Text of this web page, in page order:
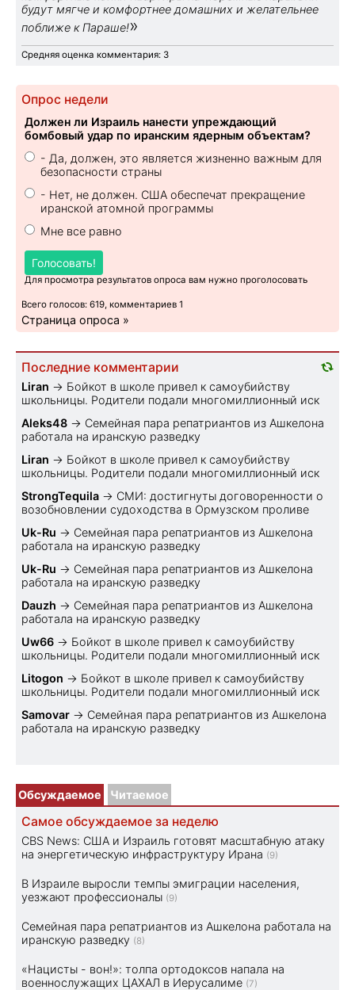
будут мягче и комфортнее домашних и желательнее
поближе к Параше!»
Средняя оценка комментария: 3
Опрос недели
Должен ли Израиль нанести упреждающий
бомбовый удар по иранским ядерным объектам?
- Да, должен, это является жизненно важным для
безопасности страны
- Нет, не должен. США обеспечат прекращение
иранской атомной программы
Мне все равно
Голосовать!
Для просмотра результатов опроса вам нужно проголосовать
Всего голосов: 619, комментариев 1
Страница опроса »
Последние комментарии
Liran → Бойкот в школе привел к самоубийству
школьницы. Родители подали многомиллионный иск
Aleks48 → Семейная пара репатриантов из Ашкелона
работала на иранскую разведку
Liran → Бойкот в школе привел к самоубийству
школьницы. Родители подали многомиллионный иск
StrongTequila → СМИ: достигнуты договоренности о
возобновлении судоходства в Ормузском проливе
Uk-Ru → Семейная пара репатриантов из Ашкелона
работала на иранскую разведку
Uk-Ru → Семейная пара репатриантов из Ашкелона
работала на иранскую разведку
Dauzh → Семейная пара репатриантов из Ашкелона
работала на иранскую разведку
Uw66 → Бойкот в школе привел к самоубийству
школьницы. Родители подали многомиллионный иск
Litogon → Бойкот в школе привел к самоубийству
школьницы. Родители подали многомиллионный иск
Samovar → Семейная пара репатриантов из Ашкелона
работала на иранскую разведку
Обсуждаемое Читаемое
Самое обсуждаемое за неделю
CBS News: США и Израиль готовят масштабную атаку
на энергетическую инфраструктуру Ирана (9)
В Израиле выросли темпы эмиграции населения,
уезжают профессионалы (9)
Семейная пара репатриантов из Ашкелона работала на
иранскую разведку (8)
«Нацисты - вон!»: толпа ортодоксов напала на
военнослужащих ЦАХАЛ в Иерусалиме (7)